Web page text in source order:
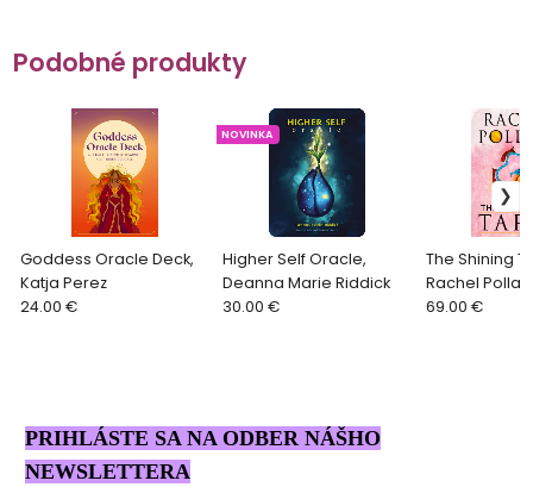
Podobné produkty
Goddess Oracle Deck,
Katja Perez
24.00 €
Higher Self Oracle,
Deanna Marie Riddick
NOVINKA
30.00 €
The Shining
Rachel
69.00 €
PRIHLÁSTE SA NA ODBER NÁŠHO
NEWSLETTERA